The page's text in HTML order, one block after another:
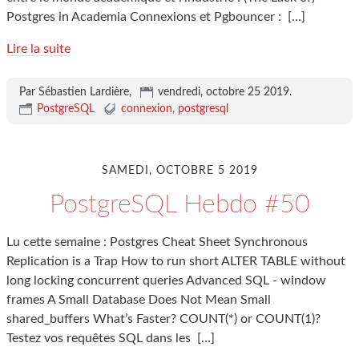
Postgres in Academia Connexions et Pgbouncer :
[…]
Lire la suite
Par Sébastien Lardière, vendredi, octobre 25 2019.
PostgreSQL
connexion postgresql
SAMEDI, OCTOBRE 5 2019
PostgreSQL Hebdo #50
Lu cette semaine : Postgres Cheat Sheet Synchronous
Replication is a Trap How to run short ALTER TABLE without
long locking concurrent queries Advanced SQL - window
frames A Small Database Does Not Mean Small
shared_buffers What’s Faster? COUNT(*) or COUNT(1)?
Testez vos requêtes SQL dans les
[…]